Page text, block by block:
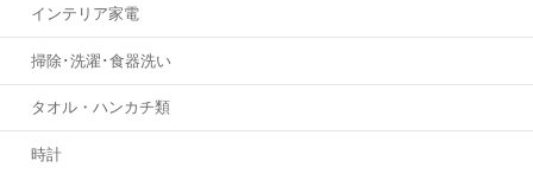
インテリア家電
掃除･洗濯･食器洗い
タオル・ハンカチ類
時計